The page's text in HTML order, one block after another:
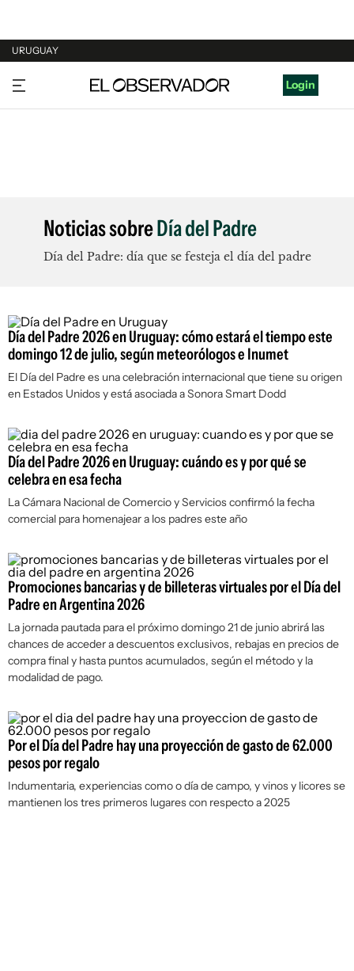
URUGUAY
URUGUAY
ARGENTINA
Login
Noticias sobreDía del Padre
Día del Padre: día que se festeja el día del padre
Día del Padre 2026 en Uruguay: cómo estará el tiempo este
domingo 12 de julio, según meteorólogos e Inumet
El Día del Padre es una celebración internacional que tiene su origen
en Estados Unidos y está asociada a Sonora Smart Dodd
Día del Padre 2026 en Uruguay: cuándo es y por qué se
celebra en esa fecha
La Cámara Nacional de Comercio y Servicios confirmó la fecha
comercial para homenajear a los padres este año
Promociones bancarias y de billeteras virtuales por el Día del
Padre en Argentina 2026
La jornada pautada para el próximo domingo 21 de junio abrirá las
chances de acceder a descuentos exclusivos, rebajas en precios de
compra final y hasta puntos acumulados, según el método y la
modalidad de pago.
Por el Día del Padre hay una proyección de gasto de 62.000
pesos por regalo
Indumentaria, experiencias como o día de campo, y vinos y licores se
mantienen los tres primeros lugares con respecto a 2025